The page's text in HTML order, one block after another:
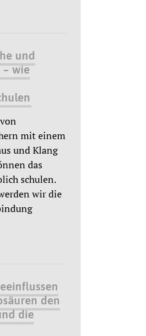
und
– wie
mit einem
und Klang
das
schulen.
wir die
den
die